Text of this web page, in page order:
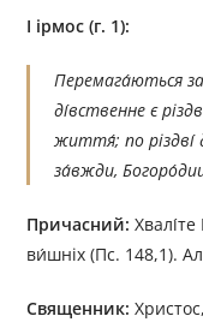
І ірмос (г. 1):
Перемага́ються
ді́вственне є
життя́; по різдві́
за́вжди,
Причасний:
ви́шніх (Пс. 148,1).
Священник: